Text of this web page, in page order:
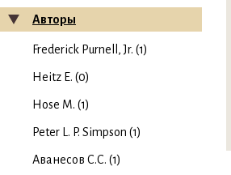
Авторы
Frederick Purnell, Jr. (1)
Heitz E. (0)
Hose M. (1)
Peter L. P. Simpson (1)
Аванесов С.С. (1)